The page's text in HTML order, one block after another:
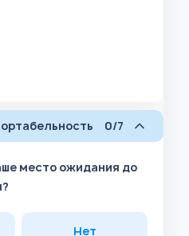
0/7
место ожидания до
Нет